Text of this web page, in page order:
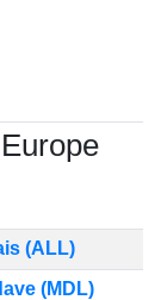
(ALL)
(MDL)